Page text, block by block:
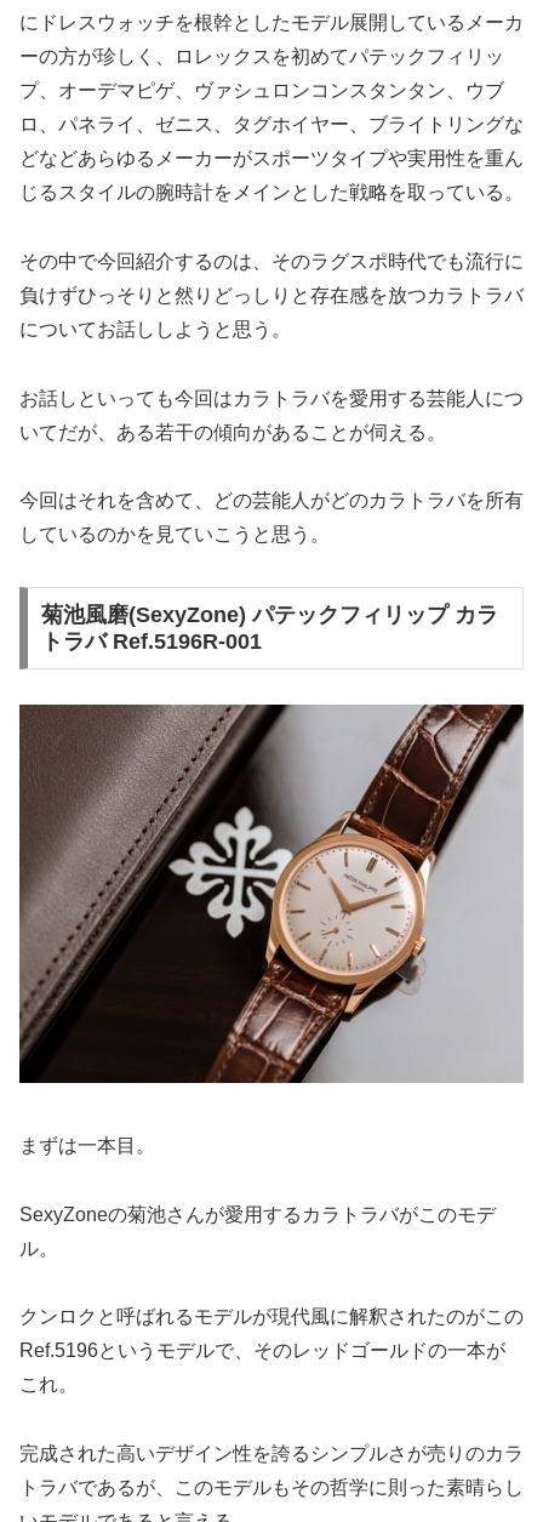
にドレスウォッチを根幹としたモデル展開しているメーカ
ーの方が珍しく、ロレックスを初めてパテックフィリッ
プ、オーデマピゲ、ヴァシュロンコンスタンタン、ウブ
ロ、パネライ、ゼニス、タグホイヤー、ブライトリングな
どなどあらゆるメーカーがスポーツタイプや実用性を重ん
じるスタイルの腕時計をメインとした戦略を取っている。
その中で今回紹介するのは、そのラグスポ時代でも流行に
負けずひっそりと然りどっしりと存在感を放つカラトラバ
についてお話ししようと思う。
お話しといっても今回はカラトラバを愛用する芸能人につ
いてだが、ある若干の傾向があることが伺える。
今回はそれを含めて、どの芸能人がどのカラトラバを所有
しているのかを見ていこうと思う。
菊池風磨(SexyZone) パテックフィリップ カラ
トラバ Ref.5196R-001
まずは一本目。
SexyZoneの菊池さんが愛用するカラトラバがこのモデ
ル。
クンロクと呼ばれるモデルが現代風に解釈されたのがこの
Ref.5196というモデルで、そのレッドゴールドの一本が
これ。
完成された高いデザイン性を誇るシンプルさが売りのカラ
トラバであるが、このモデルもその哲学に則った素晴らし